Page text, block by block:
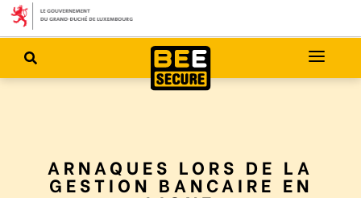
ARNAQUES LORS DE LA
GESTION BANCAIRE EN